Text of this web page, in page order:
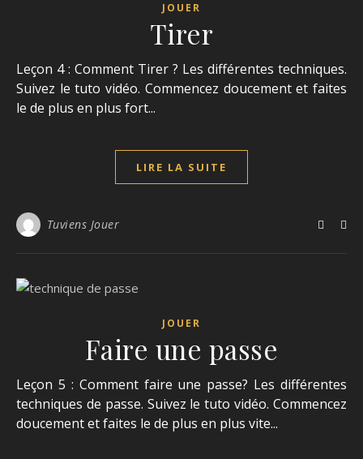
JOUER
Tirer
Leçon 4 : Comment Tirer ? Les différentes techniques.
Suivez le tuto vidéo. Commencez doucement et faites
le de plus en plus fort...
LIRE LA SUITE
Tuviens Jouer
JOUER
Faire une passe
Leçon 5 : Comment faire une passe? Les différentes
techniques de passe. Suivez le tuto vidéo. Commencez
doucement et faites le de plus en plus vite...